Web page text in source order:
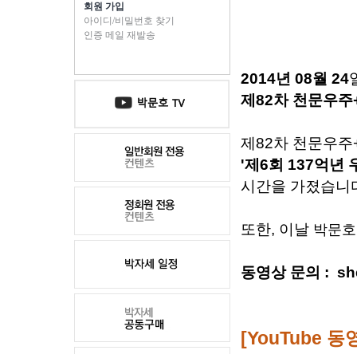
회원 가입
아이디/비밀번호 찾기
인증 메일 재발송
2014년 08월 24
제 82차 천문우주
제 82차 천문우주
'제6회 137억년
시간을 가졌습니
또한, 이날 박문
동영상 문의 :
[YouTube 동